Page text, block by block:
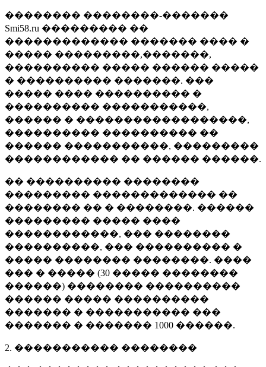
�������� ��������-�������
Smi58.ru ��������� ��
������������� ������� ���� �
����� ���������,�������,
���������� ����� ������ �����
� ���������� �������. ���
����� ���� ���������� �
���������� �����������,
������ � ������������������,
���������� ���������� ��
������ �����������, ���������
������������ �� ������ ������.
�� ���������� ��������
��������� ������������� ��
�������� �� � ��������. ������
��������� ����� ����
������������, ��� ��������
����������, ��� ���������� �
����� �������� ��������. ����
��� � ����� (30 ����� ��������
������) �������� ����������
������ ����� ����������
������� � ����������� ���
������� � ������� 1000 ������.
2. ����������� ��������